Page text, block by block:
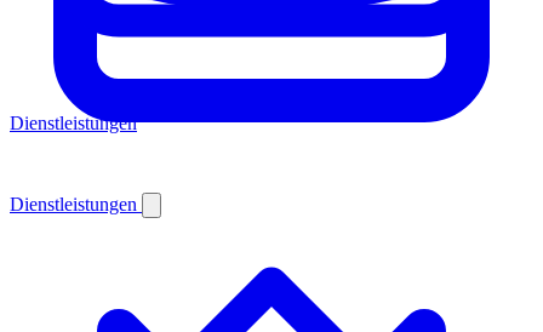
Dienstleistungen
Dienstleistungen